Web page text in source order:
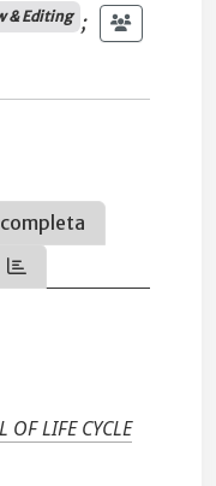
& Editing ;
OF LIFE CYCLE